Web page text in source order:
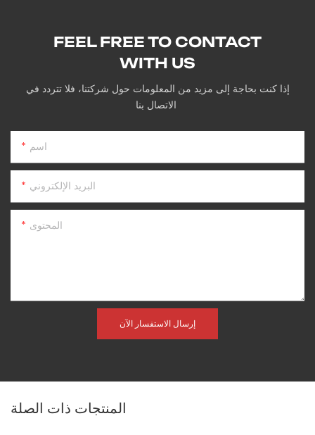
FEEL FREE TO CONTACT
WITH US
إذا كنت بحاجة إلى مزيد من المعلومات حول شركتنا، فلا تتردد في
اسم
البريد الإلكتروني
المحتوى
إرسال الاستفسار الآن
المنتجات ذات الصلة